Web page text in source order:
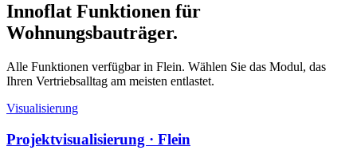
Innoflat Funktionen für
Wohnungsbauträger.
Alle Funktionen verfügbar in Flein. Wählen Sie das Modul, das
Ihren Vertriebsalltag am meisten entlastet.
Visualisierung
Projektvisualisierung · Flein